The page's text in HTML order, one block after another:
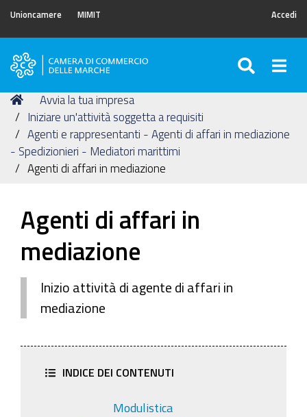
Unioncamere MIMIT Accedi
Camera
Commercio
delle
Marche
Tu
sei
qui:
Home
Avvia la tua impresa
Iniziare un'attività soggetta a requisiti
Agenti e rappresentanti - Agenti di affari in mediazione
- Spedizionieri - Mediatori marittimi
Agenti di affari in mediazione
Agenti di affari in
mediazione
Inizio attività di agente di affari in
mediazione
INDICE DEI CONTENUTI
Modulistica